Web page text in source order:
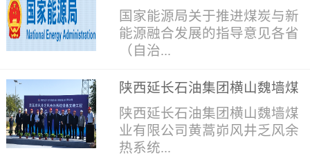
能源融合发展的指导意见
国家能源局关于推进煤炭与新
能源融合发展的指导意见各省
（自治...
（自治区、直辖市）及新疆生
产建设兵团发展改革委、煤炭
行业管理部门，各派出机构，
陕西延长石油集团横山魏墙煤
业有限公司 黄蒿峁风井乏风余
热系统设备安装工程开工仪式
隆重举行
陕西延长石油集团横山魏墙煤
业有限公司黄蒿峁风井乏风余
热系统...